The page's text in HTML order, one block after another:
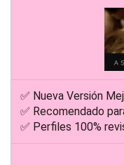
✅ Nueva Versión
✅ Recomendado
✅ Perfiles 100%